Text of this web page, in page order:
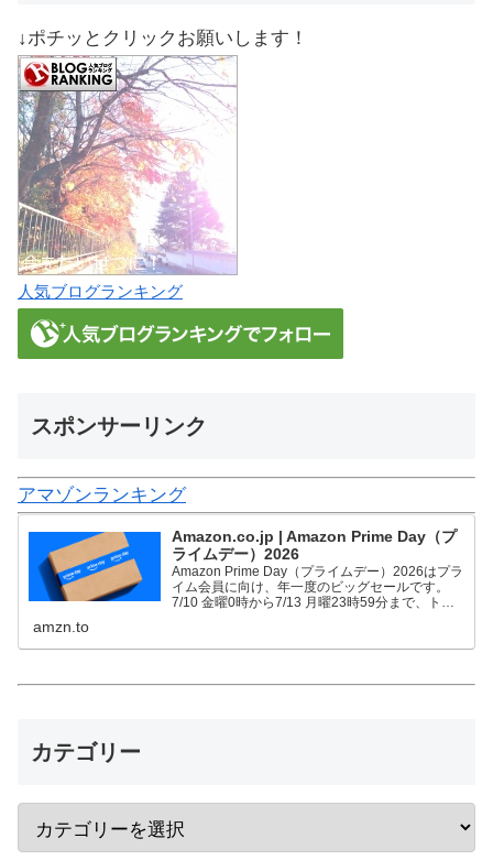
↓ポチッとクリックお願いします！
人気ブログランキング
スポンサーリンク
アマゾンランキング
Amazon.co.jp | Amazon Prime Day（プ
ライムデー）2026
Amazon Prime Day（プライムデー）2026はプラ
イム会員に向け、年一度のビッグセールです。
7/10 金曜0時から7/13 月曜23時59分まで、トッ
amzn.to
カテゴリー